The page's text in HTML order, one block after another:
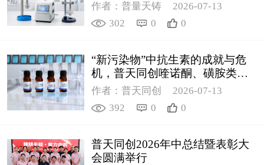
作者：普量天铸
2026-07-13
302
0 0
“新污染物”中抗生素的成就与危
机，普天同创喹诺酮、磺胺类质
控新品筑牢环境安全防线
作者：普天同创
2026-07-13
392
0 0
普天同创2026年中总结暨表彰大
会圆满举行